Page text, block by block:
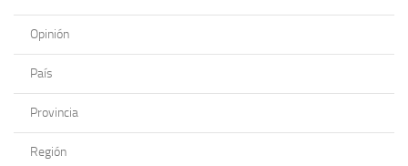
Opinión
País
Provincia
Región